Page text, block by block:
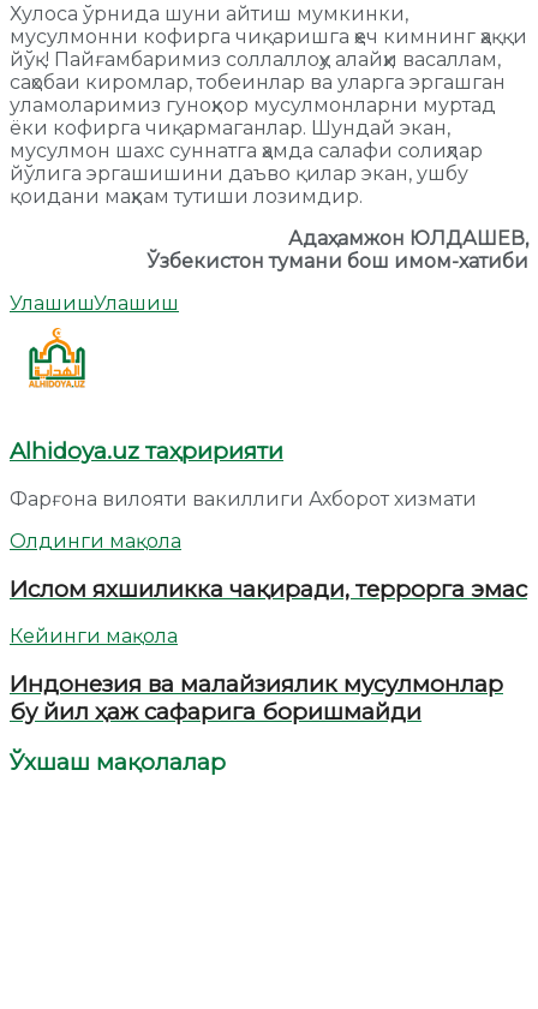
Хулоса ўрнида шуни айтиш мумкинки,
мусулмонни кофирга чиқаришга ҳеч кимнинг ҳаққи
йўқ! Пайғамбаримиз соллаллоҳу алайҳи васаллам,
саҳобаи киромлар, тобеинлар ва уларга эргашган
уламоларимиз гуноҳкор мусулмонларни муртад
ёки кофирга чиқармаганлар. Шундай экан,
мусулмон шахс суннатга ҳамда салафи солиҳлар
йўлига эргашишини даъво қилар экан, ушбу
қоидани маҳкам тутиши лозимдир.
Адаҳамжон ЮЛДАШЕВ,
Ўзбекистон тумани бош имом-хатиби
УлашишУлашиш
Alhidoya.uz таҳририяти
Фарғона вилояти вакиллиги Ахборот хизмати
Олдинги мақола
Ислом яхшиликка чақиради, террорга эмас
Кейинги мақола
Индонезия ва малайзиялик мусулмонлар
бу йил ҳаж сафарига боришмайди
Ўхшаш мақолалар